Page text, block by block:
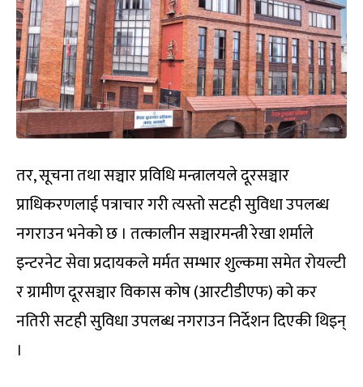
तर, सूचना तथा सञ्चार प्रविधि मन्त्रालयले दूरसञ्चार
प्राधिकरणलाई पत्राचार गरी त्यस्तो सटही सुविधा उपलब्ध
नगराउन भनेको छ । तत्कालीन सञ्चारमन्त्री रेखा शर्माले
इन्टरनेट सेवा प्रदायकले मर्मत सम्भार शुल्कमा समेत रोयल्टी
र ग्रामीण दूरसञ्चार विकास कोष (आरटीडीएफ) को कर
नतिरी सटही सुविधा उपलब्ध नगराउन निर्देशन दिएकी थिइन्
।